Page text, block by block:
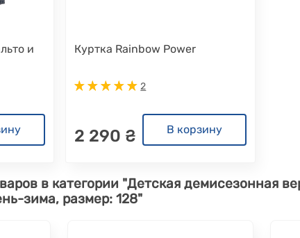
и
Куртка Rainbow Power
2
2 290 ₴ В корзину
в категории "Детская демисезонная
зима, размер: 128"